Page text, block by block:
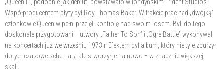
„Queen II”, podobnie jak debiut, powstawało w londyńskim Trident Studios.
Współproducentem płyty był Roy Thomas Baker. W trakcie prac nad „dwójką”
członkowie Queen w pełni przejęli kontrolę nad swoim losem. Byli do tego
doskonale przygotowani – utwory „Father To Son” i „Ogre Battle” wykonywali
na koncertach już we wrześniu 1973 r. Efektem był album, który nie tyle zburzył
dotychczasowe schematy, ale stworzył je na nowo – w znacznie większej
skali.